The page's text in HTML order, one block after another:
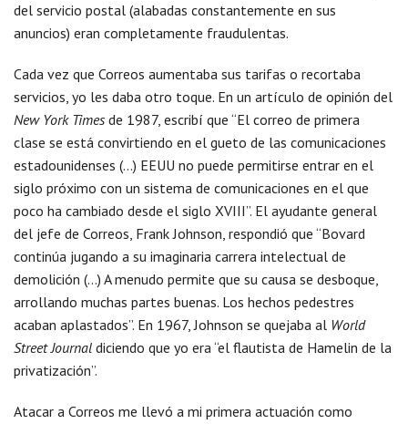
del servicio postal (alabadas constantemente en sus
anuncios) eran completamente fraudulentas.
Cada vez que Correos aumentaba sus tarifas o recortaba
servicios, yo les daba otro toque. En un artículo de opinión del
New York Times de 1987, escribí que “El correo de primera
clase se está convirtiendo en el gueto de las comunicaciones
estadounidenses (…) EEUU no puede permitirse entrar en el
siglo próximo con un sistema de comunicaciones en el que
poco ha cambiado desde el siglo XVIII”. El ayudante general
del jefe de Correos, Frank Johnson, respondió que “Bovard
continúa jugando a su imaginaria carrera intelectual de
demolición (…) A menudo permite que su causa se desboque,
arrollando muchas partes buenas. Los hechos pedestres
acaban aplastados”. En 1967, Johnson se quejaba al World
Street Journal diciendo que yo era “el flautista de Hamelin de la
privatización”.
Atacar a Correos me llevó a mi primera actuación como